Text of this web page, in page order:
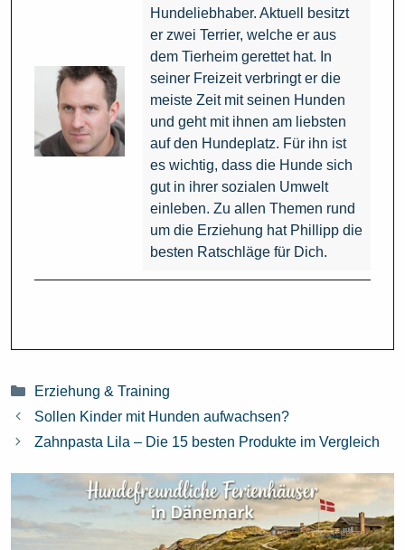
Hundeliebhaber. Aktuell besitzt
er zwei Terrier, welche er aus
dem Tierheim gerettet hat. In
seiner Freizeit verbringt er die
meiste Zeit mit seinen Hunden
und geht mit ihnen am liebsten
auf den Hundeplatz. Für ihn ist
es wichtig, dass die Hunde sich
gut in ihrer sozialen Umwelt
einleben. Zu allen Themen rund
um die Erziehung hat Phillipp die
besten Ratschläge für Dich.
Kategorien
Erziehung & Training
Sollen Kinder mit Hunden aufwachsen?
Zahnpasta Lila – Die 15 besten Produkte im Vergleich